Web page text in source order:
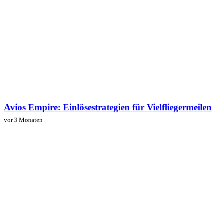
Avios Empire: Einlösestrategien für Vielfliegermeilen
vor 3 Monaten